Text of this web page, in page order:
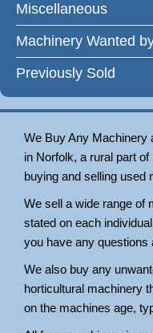
Miscellaneous
Machinery Wanted
Previously Sold
We Buy Any Machinery
in Norfolk, a rural part
buying and selling used
We sell a wide range of
stated on each
you have any questions
We also buy any
horticultural machinery
on the machines age,